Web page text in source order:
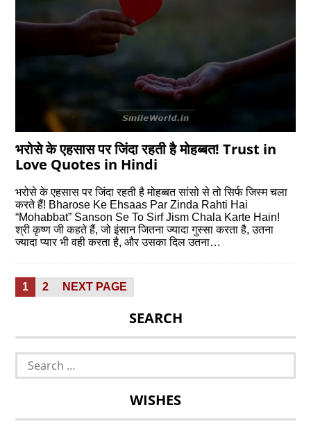
भरोसे के एहसास पर जिंदा रहती है मोहब्बत! Trust in
Love Quotes in Hindi
भरोसे के एहसास पर जिंदा रहती है मोहब्बत सांसो से तो सिर्फ जिस्म चला
करते हैं! Bharose Ke Ehsaas Par Zinda Rahti Hai
“Mohabbat” Sanson Se To Sirf Jism Chala Karte Hain!
श्री कृष्ण जी कहते हैं, जो इंसान जितना ज्यादा गुस्सा करता है, उतना
ज्यादा प्यार भी वही करता है, और उसका दिल उतना…
Posts
pagination
PAGE
1 PAGE
2 NEXT PAGE
SEARCH
Search
for:
WISHES